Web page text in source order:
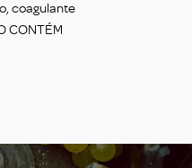
coagulante
CONTÉM